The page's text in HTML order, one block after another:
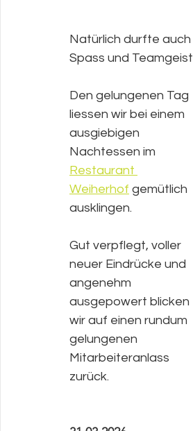
Natürlich durfte auch
Spass und
Den gelungenen Tag
liessen wir bei einem
ausgiebigen
Nachtessen im
Restaurant
Weiherhof gemütlich
ausklingen.
Gut verpflegt, voller
neuer Eindrücke und
angenehm
ausgepowert blicken
wir auf einen rundum
gelungenen
Mitarbeiteranlass
zurück.